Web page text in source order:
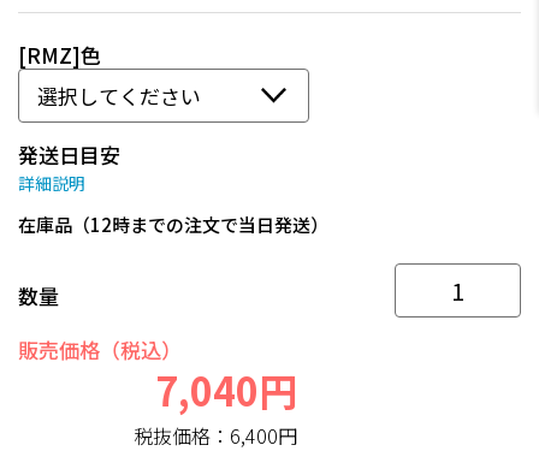
[RMZ]色
発送日目安
詳細説明
在庫品（12時までの注文で当日発送）
数量
販売価格（税込）
7,040円
税抜価格： 6,400円